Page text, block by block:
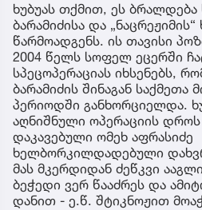
ხუბუას თქმით, ეს
ბარამიძისა და
წარმოადგენს. ის თავისი
2004 წელს სოფელ ეცერში
სპეცოპერაციას იხსენებს,
ბარამიძის შინაგან საქმეთა
პერიოდში განხორციელდა.
აღნიშნული ოპერაციის
დაკავებული ომეხ აფრასიძე
ხელბორკილდადებული
მას მკერდიდან ძეწკვი
ბეჭედი ვერ წააძრეს და
დანით - ე.წ. შტიკნოჟით